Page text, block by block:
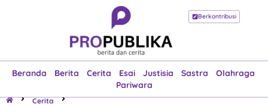
Berkontribusi
Beranda Berita Cerita Esai Justisia Sastra
Olahraga
Pariwara
Beranda
Esai
Justisia
Sastra
Olahraga
Pariwara
Cerita